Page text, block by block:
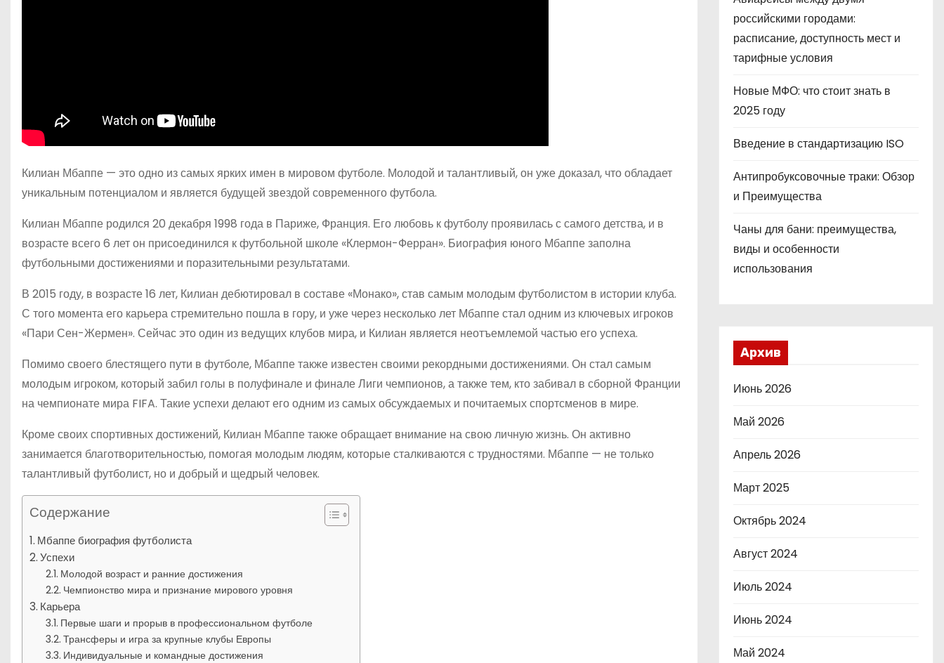
Килиан Мбаппе — это одно из самых ярких имен в мировом футболе. Молодой и талантливый, он уже доказал, что обладает
уникальным потенциалом и является будущей звездой современного футбола.
Килиан Мбаппе родился 20 декабря 1998 года в Париже, Франция. Его любовь к футболу проявилась с самого детства, и в
возрасте всего 6 лет он присоединился к футбольной школе «Клермон-Ферран». Биография юного Мбаппе заполна
футбольными достижениями и поразительными результатами.
В 2015 году, в возрасте 16 лет, Килиан дебютировал в составе «Монако», став самым молодым футболистом в истории клуба.
С того момента его карьера стремительно пошла в гору, и уже через несколько лет Мбаппе стал одним из ключевых игроков
«Пари Сен-Жермен». Сейчас это один из ведущих клубов мира, и Килиан является неотъемлемой частью его успеха.
Помимо своего блестящего пути в футболе, Мбаппе также известен своими рекордными достижениями. Он стал самым
молодым игроком, который забил голы в полуфинале и финале Лиги чемпионов, а также тем, кто забивал в сборной Франции
на чемпионате мира FIFA. Такие успехи делают его одним из самых обсуждаемых и почитаемых спортсменов в мире.
Кроме своих спортивных достижений, Килиан Мбаппе также обращает внимание на свою личную жизнь. Он активно
занимается благотворительностью, помогая молодым людям, которые сталкиваются с трудностями. Мбаппе — не только
талантливый футболист, но и добрый и щедрый человек.
Содержание
Мбаппе биография футболиста
Успехи
Молодой возраст и ранние достижения
Чемпионство мира и признание мирового уровня
Карьера
Первые шаги и прорыв в профессиональном футболе
Трансферы и игра за крупные клубы Европы
Индивидуальные и командные достижения
российскими городами:
расписание, доступность мест и
тарифные условия
Новые МФО: что стоит знать в
2025 году
Введение в стандартизацию ISO
Антипробуксовочные траки: Обзор
и Преимущества
Чаны для бани: преимущества,
виды и особенности
использования
Архив
Июнь 2026
Май 2026
Апрель 2026
Март 2025
Октябрь 2024
Август 2024
Июль 2024
Июнь 2024
Май 2024